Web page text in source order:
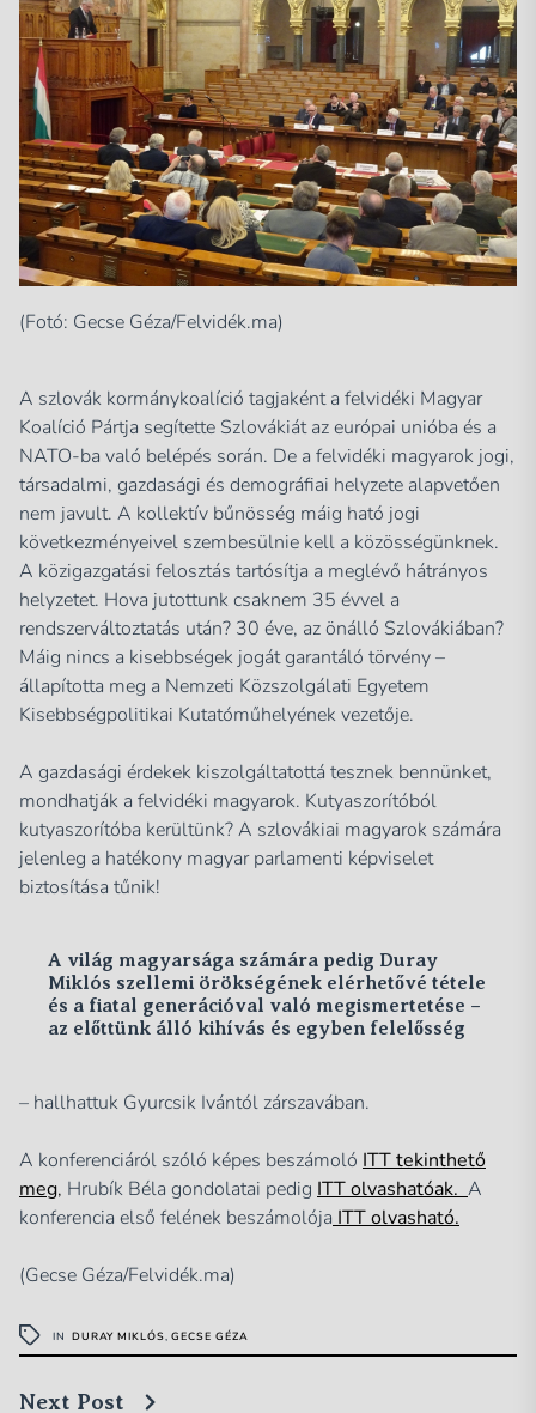
(Fotó: Gecse Géza/Felvidék.ma)
A szlovák kormánykoalíció tagjaként a felvidéki Magyar
Koalíció Pártja segítette Szlovákiát az európai unióba és a
NATO-ba való belépés során. De a felvidéki magyarok jogi,
társadalmi, gazdasági és demográfiai helyzete alapvetően
nem javult. A kollektív bűnösség máig ható jogi
következményeivel szembesülnie kell a közösségünknek.
A közigazgatási felosztás tartósítja a meglévő hátrányos
helyzetet. Hova jutottunk csaknem 35 évvel a
rendszerváltoztatás után? 30 éve, az önálló Szlovákiában?
Máig nincs a kisebbségek jogát garantáló törvény –
állapította meg a Nemzeti Közszolgálati Egyetem
Kisebbségpolitikai Kutatóműhelyének vezetője.
A gazdasági érdekek kiszolgáltatottá tesznek bennünket,
mondhatják a felvidéki magyarok. Kutyaszorítóból
kutyaszorítóba kerültünk? A szlovákiai magyarok számára
jelenleg a hatékony magyar parlamenti képviselet
biztosítása tűnik!
A világ magyarsága számára pedig Duray
Miklós szellemi örökségének elérhetővé tétele
és a fiatal generációval való megismertetése –
az előttünk álló kihívás és egyben felelősség
– hallhattuk Gyurcsik Ivántól zárszavában.
A konferenciáról szóló képes beszámoló ITT tekinthető
meg, Hrubík Béla gondolatai pedig ITT olvashatóak. A
konferencia első felének beszámolója ITT olvasható.
(Gecse Géza/Felvidék.ma)
IN DURAY MIKLÓS,GECSE GÉZA
Next Post